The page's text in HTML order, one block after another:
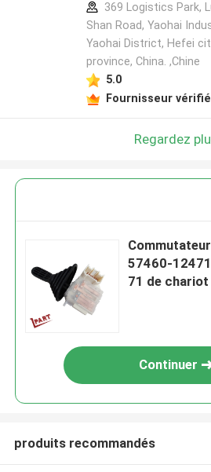
369 Logistics Park,
Shan Road, Yaohai
Yaohai District, Hefei
province, China. ,Chine
5.0
Fournisseur vérifié
Regardez
57460-
71 de
Continuer
produits recommandés